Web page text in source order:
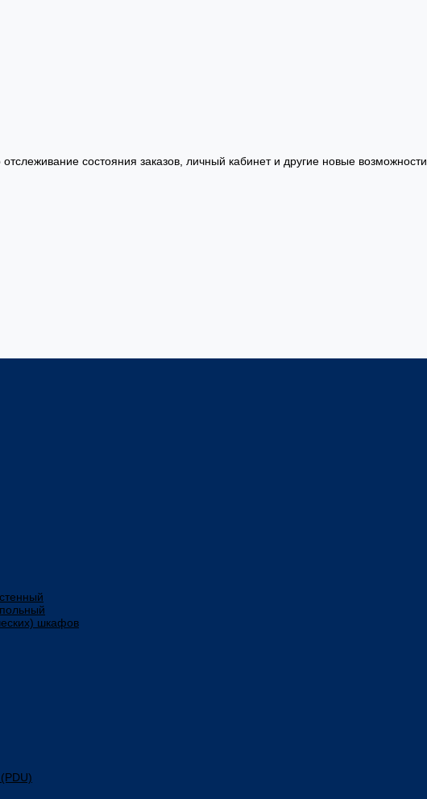
состояния заказов, личный кабинет и другие новые возможности
шкафов